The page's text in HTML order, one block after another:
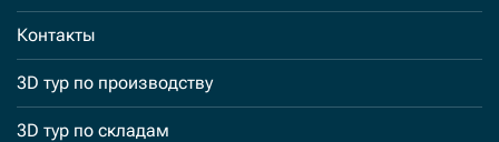
Контакты
3D тур по производству
3D тур по складам